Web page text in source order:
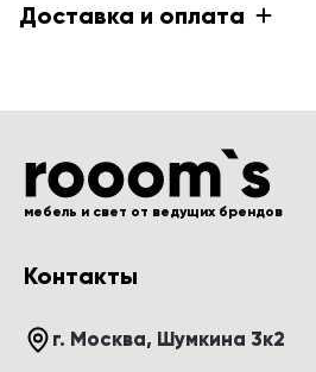
Доставка и оплата
мебель и свет от ведущих брендов
Контакты
г. Москва, Шумкина 3к2